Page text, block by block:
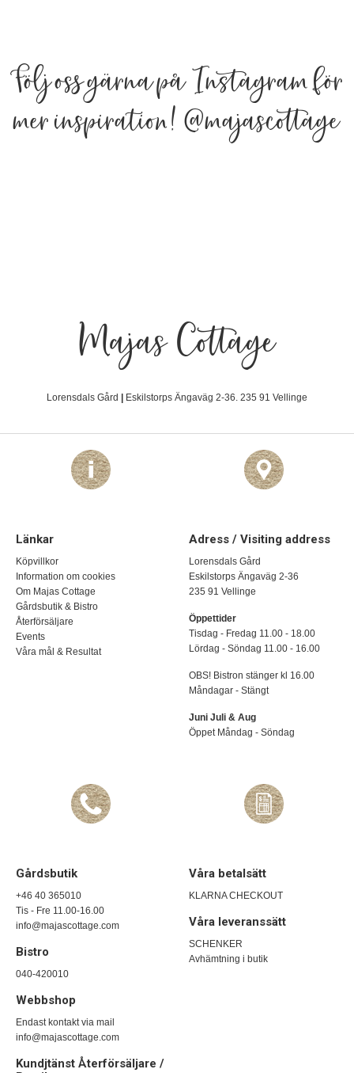
Följ oss gärna på Instagram för
mer inspiration!@majascottage
Majas Cottage
Lorensdals Gård Eskilstorps Ängaväg 2-36. 235 91 Vellinge
Länkar
Köpvillkor
Information om cookies
Om Majas Cottage
Gårdsbutik & Bistro
Återförsäljare
Events
Våra mål & Resultat
Adress / Visiting address
Lorensdals Gård
Eskilstorps Ängaväg 2-36
235 91 Vellinge
Öppettider
Tisdag - Fredag 11.00 - 18.00
Lördag - Söndag 11.00 - 16.00
OBS! Bistron stänger kl 16.00
Måndagar - Stängt
Juni Juli & Aug
Öppet Måndag - Söndag
Gårdsbutik
+46 40 365010
Tis - Fre 11.00-16.00
info@majascottage.com
Bistro
040-420010
Webbshop
Endast kontakt via mail
info@majascottage.com
Kundjtänst Återförsäljare /
Våra betalsätt
KLARNA CHECKOUT
Våra leveranssätt
SCHENKER
Avhämtning i butik